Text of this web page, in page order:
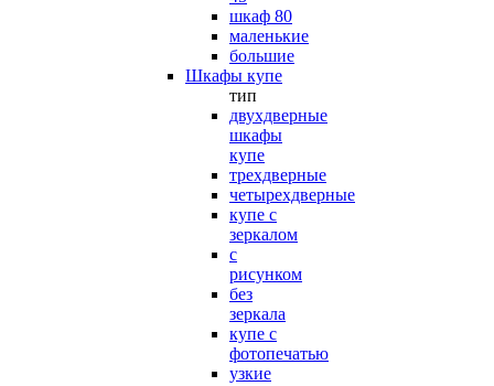
шкаф 80
маленькие
большие
Шкафы купе
тип
двухдверные
шкафы
купе
трехдверные
четырехдверные
купе с
зеркалом
с
рисунком
без
зеркала
купе с
фотопечатью
узкие